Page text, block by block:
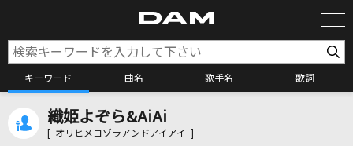
キーワード 曲名 歌手名 歌詞
カラオケ検索
織姫よぞら&AiAi
[ オリヒメヨゾラアンドアイアイ ]